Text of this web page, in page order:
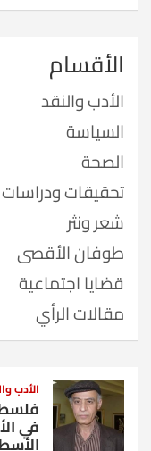
الأقسام
الأدب والنقد
السياسة
الصحة
تحقيقات ودراسات
شعر ونثر
طوفان الأقصى
قضايا اجتماعية
مقالات الرأي
الأدب
في